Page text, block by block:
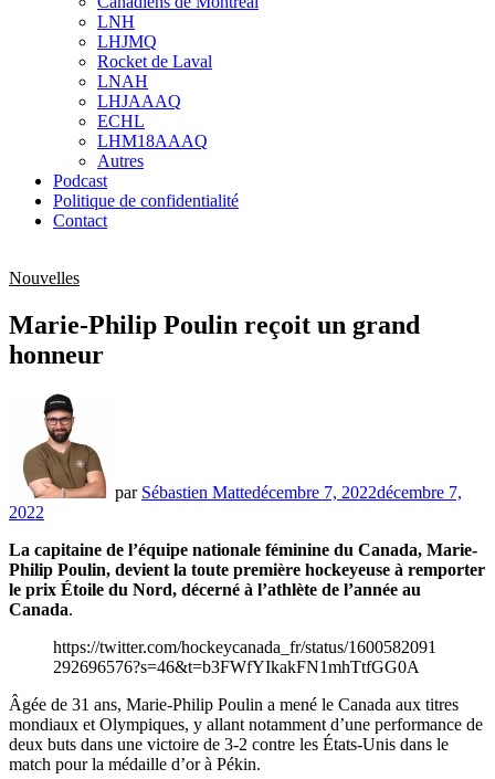
sub
menu
LNH
LHJMQ
Rocket de Laval
LNAH
LHJAAAQ
ECHL
LHM18AAAQ
Autres
Podcast
Politique de confidentialité
Contact
Nouvelles
Marie-Philip Poulin reçoit un grand
honneur
par Sébastien Mattedécembre 7, 2022décembre 7,
2022
La capitaine de l’équipe nationale féminine du Canada, Marie-
Philip Poulin, devient la toute première hockeyeuse à remporter
le prix Étoile du Nord, décerné à l’athlète de l’année au
Canada.
https://twitter.com/hockeycanada_fr/status/1600582091
292696576?s=46&t=b3FWfYIkakFN1mhTtfGG0A
Âgée de 31 ans, Marie-Philip Poulin a mené le Canada aux titres
mondiaux et Olympiques, y allant notamment d’une performance de
deux buts dans une victoire de 3-2 contre les États-Unis dans le
match pour la médaille d’or à Pékin.